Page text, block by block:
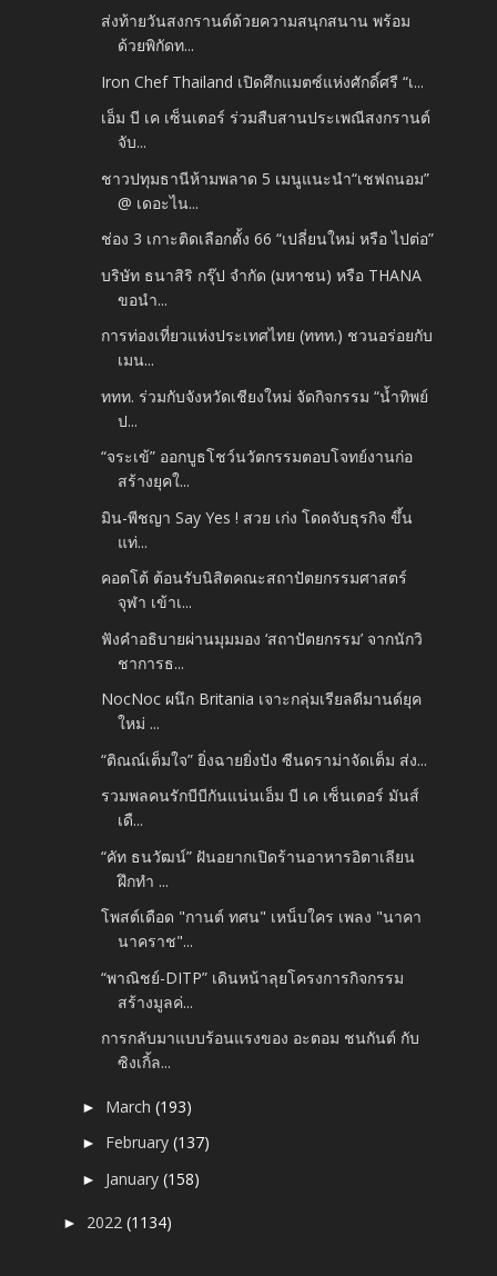
ส่งท้ายวันสงกรานต์ด้วยความสนุกสนาน พร้อม
ด้วยพิกัดท...
Iron Chef Thailand เปิดศึกแมตซ์แห่งศักดิ์ศรี “เ...
เอ็ม บี เค เซ็นเตอร์ ร่วมสืบสานประเพณีสงกรานต์
จับ...
ชาวปทุมธานีห้ามพลาด 5 เมนูแนะนำ“เชฟถนอม”
@ เดอะไน...
ช่อง 3 เกาะติดเลือกตั้ง 66 “เปลี่ยนใหม่ หรือ ไปต่อ”
บริษัท ธนาสิริ กรุ๊ป จำกัด (มหาชน) หรือ THANA
ขอนำ...
การท่องเที่ยวแห่งประเทศไทย (ททท.) ชวนอร่อยกับ
เมน...
ททท. ร่วมกับจังหวัดเชียงใหม่ จัดกิจกรรม “น้ำทิพย์
ป...
“จระเข้” ออกบูธโชว์นวัตกรรมตอบโจทย์งานก่อ
สร้างยุคใ...
มิน-พีชญา Say Yes ! สวย เก่ง โดดจับธุรกิจ ขึ้น
แท่...
คอตโต้ ต้อนรับนิสิตคณะสถาปัตยกรรมศาสตร์
จุฬา เข้าเ...
ฟังคำอธิบายผ่านมุมมอง ‘สถาปัตยกรรม’ จากนักวิ
ชาการธ...
NocNoc ผนึก Britania เจาะกลุ่มเรียลดีมานด์ยุค
ใหม่ ...
“ติณณ์เต็มใจ” ยิ่งฉายยิ่งปัง ซีนดราม่าจัดเต็ม ส่ง...
รวมพลคนรักบีบีกันแน่นเอ็ม บี เค เซ็นเตอร์ มันส์
เดื...
“คัท ธนวัฒน์” ฝันอยากเปิดร้านอาหารอิตาเลียน
ฝึกทำ ...
โพสต์เดือด "กานต์ ทศน" เหน็บใคร เพลง "นาคา
นาคราช"...
“พาณิชย์-DITP” เดินหน้าลุยโครงการกิจกรรม
สร้างมูลค่...
การกลับมาแบบร้อนแรงของ อะตอม ชนกันต์ กับ
ซิงเกิ้ล...
► March(193)
► February(137)
► January(158)
► 2022(1134)